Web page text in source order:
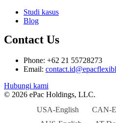
Studi kasus
Blog
Contact Us
Phone: +62 21 55728273
Email:
facebook
youtube
linkedin
instagram
Hubungi kami
© 2026 ePac Holdings, LLC.
USA-English
CAN-